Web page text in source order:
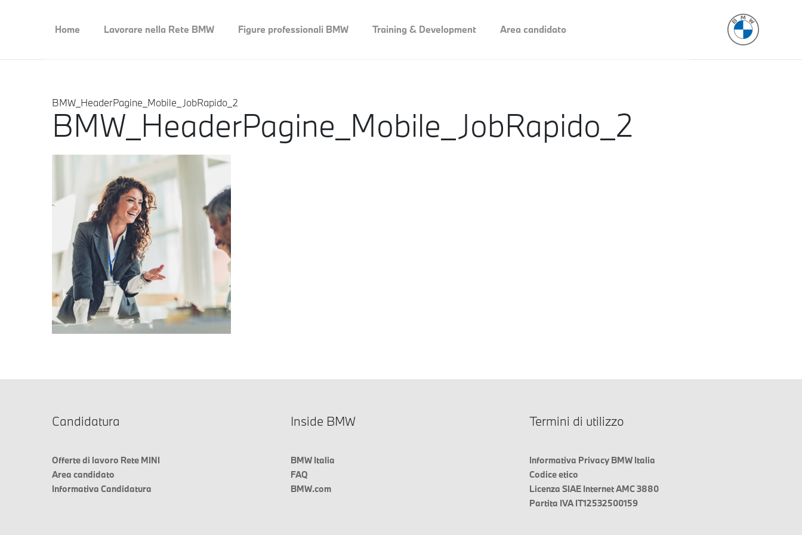
Home Lavorare nella Rete BMW Figure professionali BMW Training & Development Area candidato
BMW_HeaderPagine_Mobile_JobRapido_2
BMW_HeaderPagine_Mobile_JobRapido_2
Candidatura
Offerte di lavoro Rete MINI
Area candidato
Informativa Candidatura
Inside BMW
BMW Italia
FAQ
BMW.com
Termini di utilizzo
Informativa Privacy BMW Italia
Codice etico
Licenza SIAE Internet AMC 3880
Partita IVA IT12532500159